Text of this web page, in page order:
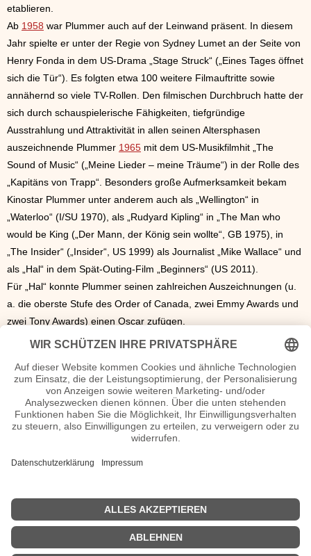
etablieren.
Ab 1958 war Plummer auch auf der Leinwand präsent. In diesem
Jahr spielte er unter der Regie von Sydney Lumet an der Seite von
Henry Fonda in dem US-Drama „Stage Struck“ („Eines Tages öffnet
sich die Tür“). Es folgten etwa 100 weitere Filmauftritte sowie
annähernd so viele TV-Rollen. Den filmischen Durchbruch hatte der
sich durch schauspielerische Fähigkeiten, tiefgründige
Ausstrahlung und Attraktivität in allen seinen Altersphasen
auszeichnende Plummer 1965 mit dem US-Musikfilmhit „The
Sound of Music“ („Meine Lieder – meine Träume“) in der Rolle des
„Kapitäns von Trapp“. Besonders große Aufmerksamkeit bekam
Kinostar Plummer unter anderem auch als „Wellington“ in
„Waterloo“ (I/SU 1970), als „Rudyard Kipling“ in „The Man who
would be King („Der Mann, der König sein wollte“, GB 1975), in
„The Insider“ („Insider“, US 1999) als Journalist „Mike Wallace“ und
als „Hal“ in dem Spät-Outing-Film „Beginners“ (US 2011).
Für „Hal“ konnte Plummer seinen zahlreichen Auszeichnungen (u.
a. die oberste Stufe des Order of Canada, zwei Emmy Awards und
zwei Tony Awards) einen Oscar zufügen.
Der in Connecticut lebende, zweimal geschiedene Plummer
1943), seine dritte Ehefrau.1957wurde Plummer Vater von Tochter
Amanda.
Autogramm Christopher Plummer Autogrammadresse
n.n.v.